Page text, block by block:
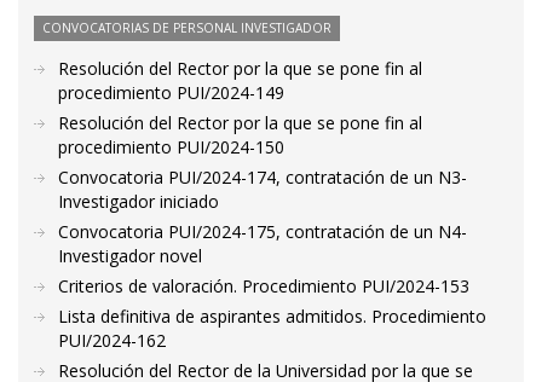
CONVOCATORIAS DE PERSONAL INVESTIGADOR
Resolución del Rector por la que se pone fin al
procedimiento PUI/2024-149
Resolución del Rector por la que se pone fin al
procedimiento PUI/2024-150
Convocatoria PUI/2024-174, contratación de un N3-
Investigador iniciado
Convocatoria PUI/2024-175, contratación de un N4-
Investigador novel
Criterios de valoración. Procedimiento PUI/2024-153
Lista definitiva de aspirantes admitidos. Procedimiento
PUI/2024-162
Resolución del Rector de la Universidad por la que se